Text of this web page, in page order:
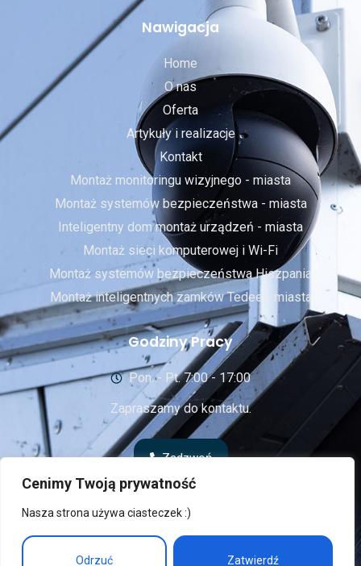
Cenimy Twoją prywatność
Nasza strona używa ciasteczek :)
Odrzuć Zatwierdź
Nawigacja
Home
O nas
Oferta
Artykuły i realizacje
Kontakt
Montaż monitoringu wizyjnego - miasta
Montaż systemów bezpieczeństwa - miasta
Inteligentny dom montaż urządzeń - miasta
Montaż sieci komputerowej i Wi-Fi
Montaż systemów bezpieczeństwa Hiszpania
Montaż inteligentnych zamków Tedee - miasta
Godziny Pracy
Pon. - Pt. 7:00 - 17:00
Zapraszamy do kontaktu.
Zadzwoń
© 2024 Rufexpro.com • All Rights Reserved